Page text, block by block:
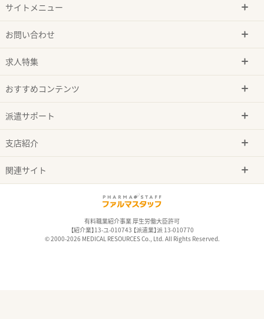
サイトメニュー
お問い合わせ
求人特集
おすすめコンテンツ
派遣サポート
支店紹介
関連サイト
有料職業紹介事業 厚生労働大臣許可
【紹介業】13-ユ-010743 【派遣業】派 13-010770
© 2000-2026 MEDICAL RESOURCES Co., Ltd. All Rights Reserved.